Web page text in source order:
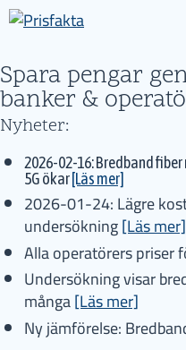
Spara pengar
banker &
Nyheter:
2026-02-16: Bredband
5G ökar[Läs mer]
2026-01-24: Lägre
undersökning[Läs mer]
Alla operatörers priser
Undersökning visar
många[Läs mer]
Ny jämförelse: